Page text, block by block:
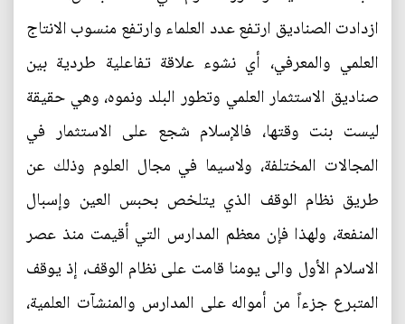
ازدادت الصناديق ارتفع عدد العلماء وارتفع منسوب الانتاج
العلمي والمعرفي، أي نشوء علاقة تفاعلية طردية بين
صناديق الاستثمار العلمي وتطور البلد ونموه، وهي حقيقة
ليست بنت وقتها، فالإسلام شجع على الاستثمار في
المجالات المختلفة، ولاسيما في مجال العلوم وذلك عن
طريق نظام الوقف الذي يتلخص بحبس العين وإسبال
المنفعة، ولهذا فإن معظم المدارس التي أقيمت منذ عصر
الاسلام الأول والى يومنا قامت على نظام الوقف، إذ يوقف
المتبرع جزءاً من أمواله على المدارس والمنشآت العلمية،